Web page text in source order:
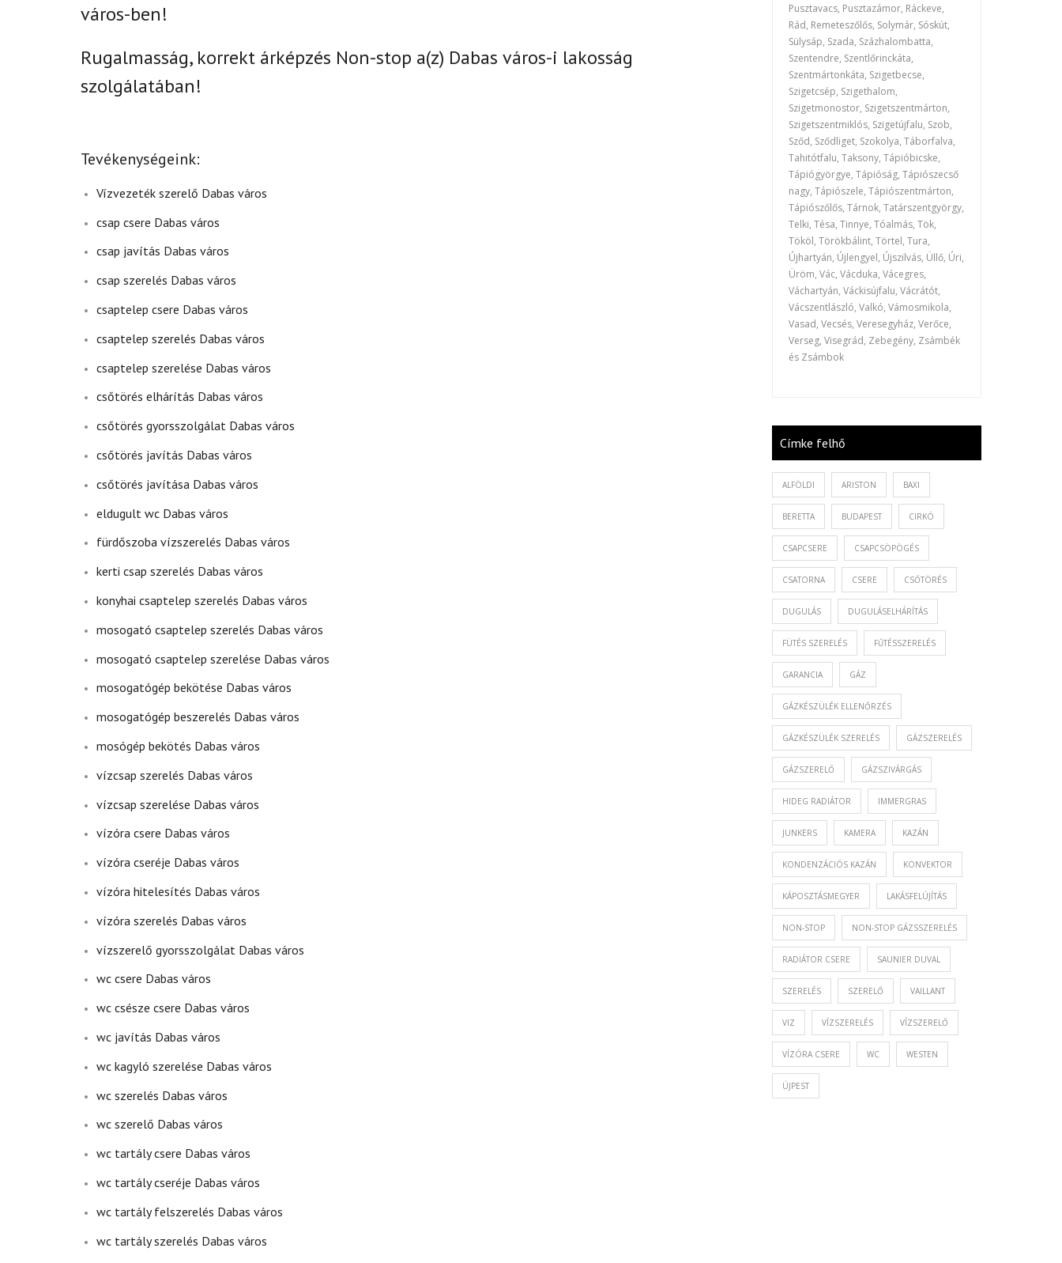
város-ben!
Rugalmasság, korrekt árképzés Non-stop a(z) Dabas város-i lakosság
szolgálatában!
Tevékenységeink:
Vízvezeték szerelő Dabas város
csap csere Dabas város
csap javítás Dabas város
csap szerelés Dabas város
csaptelep csere Dabas város
csaptelep szerelés Dabas város
csaptelep szerelése Dabas város
csőtörés elhárítás Dabas város
csőtörés gyorsszolgálat Dabas város
csőtörés javítás Dabas város
csőtörés javítása Dabas város
eldugult wc Dabas város
fürdőszoba vízszerelés Dabas város
kerti csap szerelés Dabas város
konyhai csaptelep szerelés Dabas város
mosogató csaptelep szerelés Dabas város
mosogató csaptelep szerelése Dabas város
mosogatógép bekötése Dabas város
mosogatógép beszerelés Dabas város
mosógép bekötés Dabas város
vízcsap szerelés Dabas város
vízcsap szerelése Dabas város
vízóra csere Dabas város
vízóra cseréje Dabas város
vízóra hitelesítés Dabas város
vízóra szerelés Dabas város
vízszerelő gyorsszolgálat Dabas város
wc csere Dabas város
wc csésze csere Dabas város
wc javítás Dabas város
wc kagyló szerelése Dabas város
wc szerelés Dabas város
wc szerelő Dabas város
wc tartály csere Dabas város
wc tartály cseréje Dabas város
wc tartály felszerelés Dabas város
wc tartály szerelés Dabas város
Pusztavacs, Pusztazámor, Ráckeve,
Rád, Remeteszőlős, Solymár, Sóskút,
Sülysáp, Szada, Százhalombatta,
Szentendre, Szentlőrinckáta,
Szentmártonkáta, Szigetbecse,
Szigetcsép, Szigethalom,
Szigetmonostor, Szigetszentmárton,
Szigetszentmiklós, Szigetújfalu, Szob,
Sződ, Sződliget, Szokolya, Táborfalva,
Tahitótfalu, Taksony, Tápióbicske,
Tápiógyörgye, Tápióság, Tápiószecső
nagy, Tápiószele, Tápiószentmárton,
Tápiószőlős, Tárnok, Tatárszentgyörgy,
Telki, Tésa, Tinnye, Tóalmás, Tök,
Tököl, Törökbálint, Törtel, Tura,
Újhartyán, Újlengyel, Újszilvás, Üllő, Úri,
Üröm, Vác, Vácduka, Vácegres,
Váchartyán, Váckisújfalu, Vácrátót,
Vácszentlászló, Valkó, Vámosmikola,
Vasad, Vecsés, Veresegyház, Verőce,
Verseg, Visegrád, Zebegény, Zsámbék
és Zsámbok
Címke felhő
ALFÖLDI ARISTON BAXI
BERETTA BUDAPEST CIRKÓ
CSAPCSERE CSAPCSÖPÖGÉS
CSATORNA CSERE CSŐTÖRÉS
DUGULÁS DUGULÁSELHÁRÍTÁS
FÜTÉS SZERELÉS FŰTÉSSZERELÉS
GARANCIA GÁZ
GÁZKÉSZÜLÉK ELLENŐRZÉS
GÁZKÉSZÜLÉK SZERELÉS GÁZSZERELÉS
GÁZSZERELŐ GÁZSZIVÁRGÁS
HIDEG RADIÁTOR IMMERGRAS
JUNKERS KAMERA KAZÁN
KONDENZÁCIÓS KAZÁN KONVEKTOR
KÁPOSZTÁSMEGYER LAKÁSFELÚJÍTÁS
NON-STOP NON-STOP GÁZSSZERELÉS
RADIÁTOR CSERE SAUNIER DUVAL
SZERELÉS SZERELŐ VAILLANT
VIZ VÍZSZERELÉS VÍZSZERELŐ
VÍZÓRA CSERE WC WESTEN
ÚJPEST